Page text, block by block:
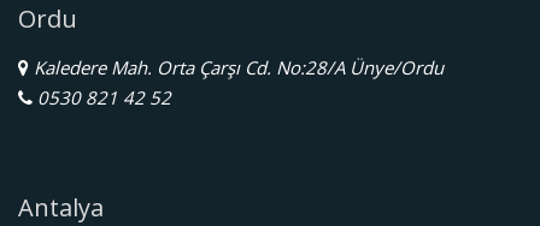
Ordu
Kaledere Mah. Orta Çarşı Cd. No:28/A Ünye/Ordu
0530 821 42 52
Antalya